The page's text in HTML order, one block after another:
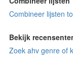
Combineer lijsten
Bekijk
Zoek ahv genre of